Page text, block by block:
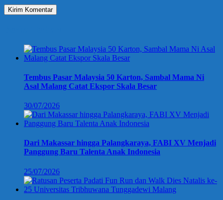
Tembus Pasar Malaysia 50 Karton, Sambal Mama Ni
Asal Malang Catat Ekspor Skala Besar
30/07/2026
Dari Makassar hingga Palangkaraya, FABI XV Menjadi
Panggung Baru Talenta Anak Indonesia
25/07/2026